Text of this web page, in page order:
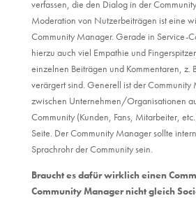
verfassen, die den Dialog in der
Moderation von Nutzerbeiträgen ist eine
Community Manager. Gerade in Service-
hierzu auch viel Empathie und
einzelnen Beiträgen und Kommentaren, z.
verärgert sind. Generell ist der
zwischen Unternehmen/Organisationen
Community (Kunden, Fans, Mitarbeiter,
Seite. Der Community Manager sollte
Sprachrohr der Community sein.
Braucht es dafür wirklich einen
Community Manager nicht gleich